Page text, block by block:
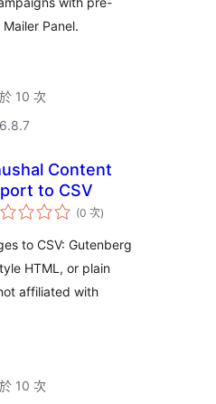
Panel.
10 次
Content
to CSV
(0 次評
分
數
)
to CSV: Gutenberg
HTML, or plain
affiliated with
10 次